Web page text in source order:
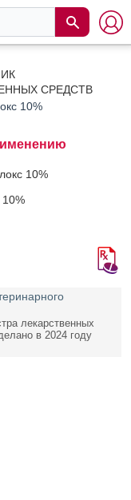
СРЕДСТВ
10%
10%
лекарственных
в 2024 году